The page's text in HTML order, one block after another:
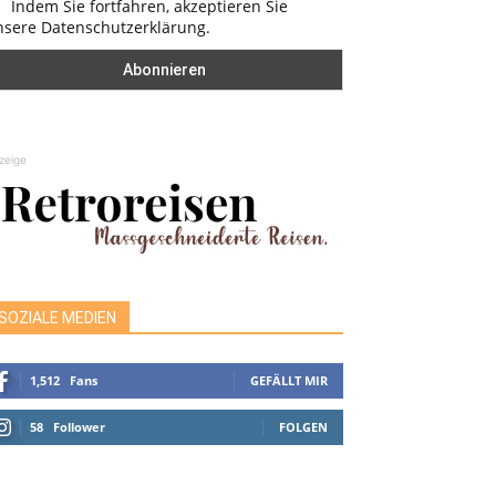
Indem Sie fortfahren, akzeptieren Sie
Datenschutzerklärung.
SOZIALE MEDIEN
1,512 Fans GEFÄLLT MIR
58 Follower FOLGEN